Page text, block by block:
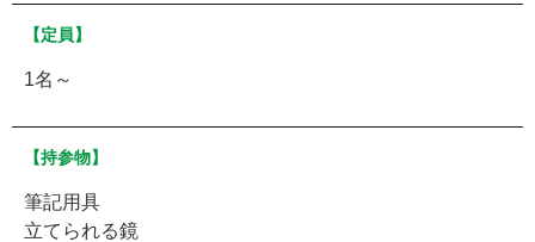
【定員】
1名～
【持参物】
筆記用具
立てられる鏡